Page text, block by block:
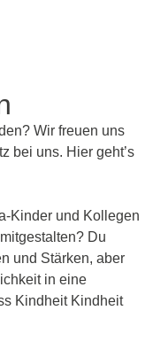
Wir freuen uns
bei uns. Hier geht’s
Kinder und Kollegen
Du
und Stärken, aber
in eine
Kindheit Kindheit